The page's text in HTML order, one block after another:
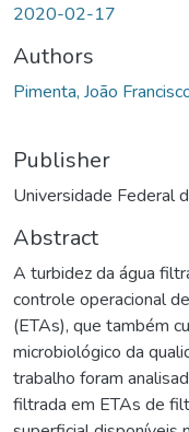
2020-02-17
Authors
Pimenta, João
Publisher
Universidade Federal
Abstract
A turbidez da água
controle operacional
(ETAs), que também
microbiológico da
trabalho foram
filtrada em ETAs de